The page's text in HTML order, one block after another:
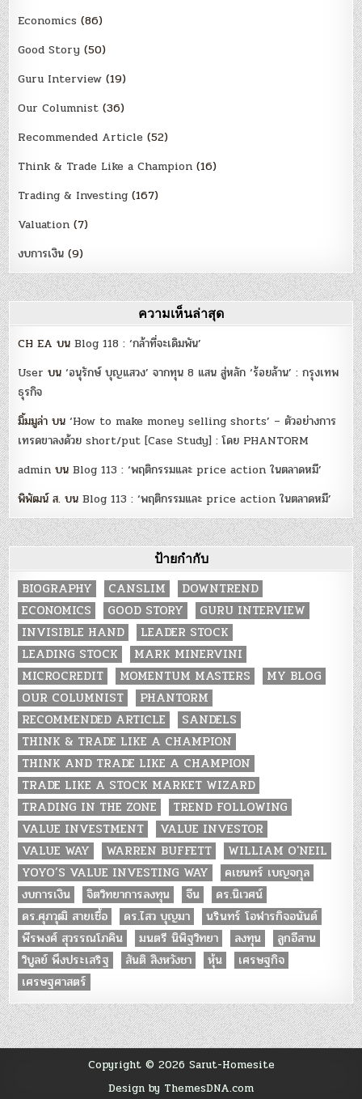
Economics (86)
Good Story (50)
Guru Interview (19)
Our Columnist (36)
Recommended Article (52)
Think & Trade Like a Champion (16)
Trading & Investing (167)
Valuation (7)
งบการเงิน (9)
ความเห็นล่าสุด
CH EA บนBlog 118 : ‘กล้าที่จะเดิมพัน’
User บน‘อนุรักษ์ บุญแสวง’ จากทุน 8 แสน สู่หลัก ‘ร้อยล้าน’ : กรุงเทพ
ธุรกิจ
มิ้มมูล่า บน‘How to make money selling shorts’ – ตัวอย่างการ
เทรดขาลงด้วย short/put [Case Study] : โดย PHANTORM
admin บนBlog 113 : ‘พฤติกรรมและ price action ในตลาดหมี’
พิพัฒน์ ส. บนBlog 113 : ‘พฤติกรรมและ price action ในตลาดหมี’
ป้ายกำกับ
BIOGRAPHY CANSLIM
DOWNTREND
ECONOMICS
GOOD STORY
GURU INTERVIEW
INVISIBLE HAND
LEADER STOCK
LEADING STOCK
MARK MINERVINI
MICROCREDIT
MOMENTUM MASTERS
MY BLOG
OUR COLUMNIST
PHANTORM
RECOMMENDED ARTICLE
SANDELS
THINK & TRADE LIKE A CHAMPION
THINK AND TRADE LIKE A CHAMPION
TRADE LIKE A STOCK MARKET WIZARD
TRADING IN THE ZONE
TREND FOLLOWING
VALUE INVESTMENT
VALUE INVESTOR
VALUE WAY
WARREN BUFFETT
WILLIAM O'NEIL
YOYO’S VALUE INVESTING WAY
คเชนทร์ เบญจกุล
งบการเงิน
จิตวิทยาการลงทุน จีน
ดร.นิเวศน์
ดร.ศุภวุฒิ สายเชื้อ
ดร.ไสว บุญมา
นรินทร์ โอฬารกิจอนันต์
พีรพงศ์ สุวรรณโภคิน
มนตรี นิพิฐวิทยา ลงทุน
ลูกอีสาน
วิบูลย์ พึงประเสริฐ
สันติ สิงหวังชา หุ้น
เศรษฐกิจ
เศรษฐศาสตร์
Copyright © 2026 Sarut-Homesite
Design by ThemesDNA.com